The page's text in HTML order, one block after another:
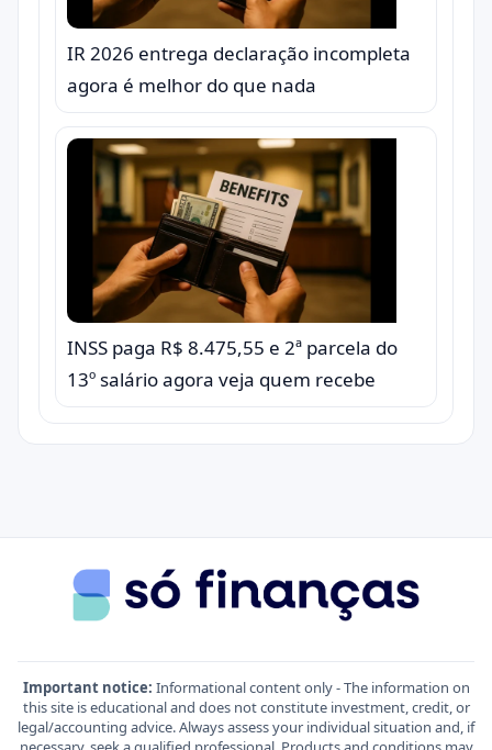
IR 2026 entrega declaração incompleta
agora é melhor do que nada
INSS paga R$ 8.475,55 e 2ª parcela do
13º salário agora veja quem recebe
Important notice: Informational content only - The information on
this site is educational and does not constitute investment, credit, or
legal/accounting advice. Always assess your individual situation and, if